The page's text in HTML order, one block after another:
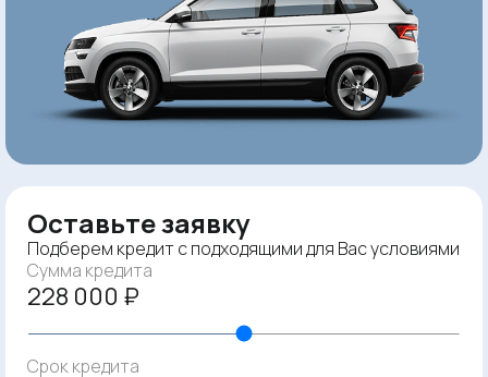
Оставьте заявку
Подберем кредит с подходящими для Вас условиями
Сумма кредита
228 000 ₽
Срок кредита